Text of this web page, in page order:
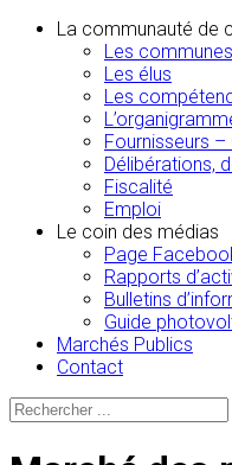
La communauté de
Les communes
Les élus
Les
Fournisseurs –
Délibérations,
Fiscalité
Emploi
Le coin des médias
Page
Rapports
Bulletins
Guide
Marchés Publics
Contact